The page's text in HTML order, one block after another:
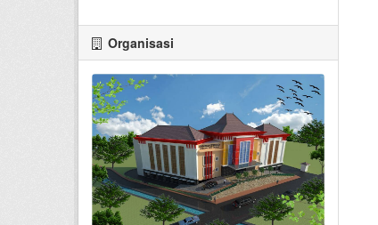
Organisasi